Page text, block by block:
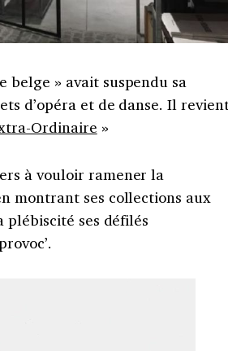
belge » avait suspendu sa
d’opéra et de danse. Il
Ordinaire »
à vouloir ramener la
montrant ses collections aux
ses défilés